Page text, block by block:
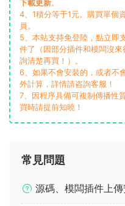
下載更新。
4、1積分等于1元。購買單個
員。
5、本站支持免登陸，點立即
件了（因部分插件和模闆沒
詢清楚再買！）。
6、如果不會安裝的，或者不
外計算，詳情請咨詢客服！
7、因程序具備可複制傳播性
買時請提前知曉！
常見問題
源碼、模闆插件上